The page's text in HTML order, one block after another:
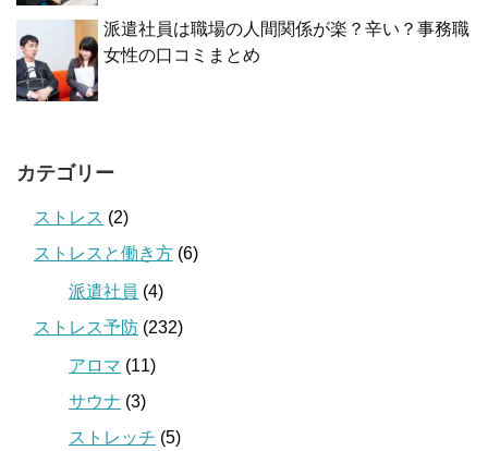
派遣社員は職場の人間関係が楽？辛い？事務職
女性の口コミまとめ
カテゴリー
ストレス (2)
ストレスと働き方 (6)
派遣社員 (4)
ストレス予防 (232)
アロマ (11)
サウナ (3)
ストレッチ (5)